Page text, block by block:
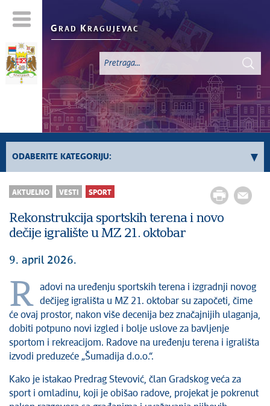
G RAD K RAGUJEVAC
ODABERITE KATEGORIJU:
Sve vesti
Servisne Informacije
Generalno
Odnosi sa javnošću
Zdravstvo
Socijalna zaštita
Sport
Sednice Gradskog veća
Sednice Skupštine
Turizam
Kragujevac - Grad u parku
AKTUELNO VESTI SPORT
Rekonstrukcija sportskih terena i novo
dečije igralište u MZ 21. oktobar
9. april 2026.
R
adovi na uređenju sportskih terena i izgradnji novog
dečijeg igrališta u MZ 21. oktobar su započeti, čime
će ovaj prostor, nakon više decenija bez značajnijih ulaganja,
dobiti potpuno novi izgled i bolje uslove za bavljenje
sportom i rekreacijom. Radove na uređenju terena i igrališta
izvodi preduzeće „Šumadija d.o.o.“.
Kako je istakao Predrag Stevović, član Gradskog veća za
sport i omladinu, koji je obišao radove, projekat je pokrenut